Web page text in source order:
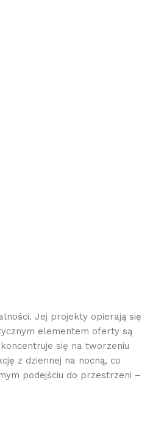
Jej projekty opierają się
elementem oferty są
się na tworzeniu
z dziennej na nocną, co
podejściu do przestrzeni –